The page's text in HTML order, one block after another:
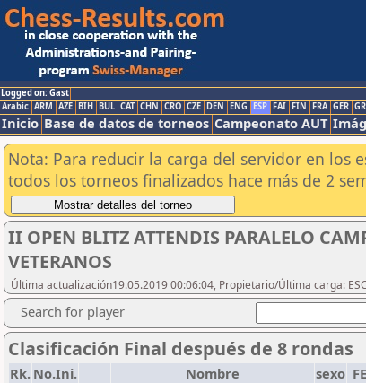
Logged on: Gast
Arabic ARM AZE BIH BUL CAT CHN CRO CZE DEN ENG ESP FAI FIN FRA GER
Inicio Base de datos de torneos Campeonato AUT
Nota: Para reducir la carga del servidor en los
todos los torneos finalizados hace más de 2
II OPEN BLITZ ATTENDIS PARALELO
VETERANOS
Última actualización19.05.2019 00:06:04, Propietario/Última carga:
Search for player
Clasificación Final después de 8 rondas
Rk. No.Ini. Nombre sexo